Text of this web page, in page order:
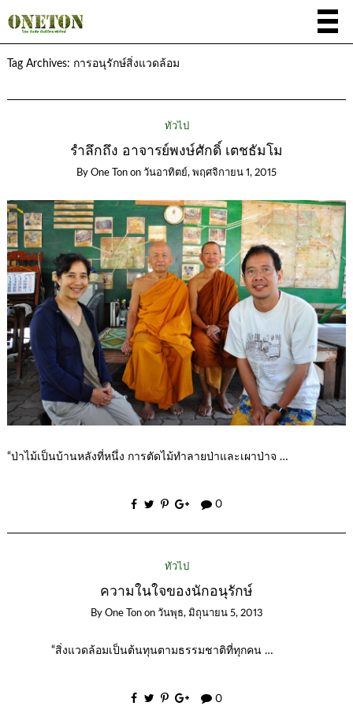
Tag Archives: การอนุรักษ์สิ่งแวดล้อม
ทั่วไป
รำลึกถึง อาจารย์พงษ์ศักดิ์ เตชธัมโม
By One Ton on วันอาทิตย์, พฤศจิกายน 1, 2015
“ป่าไม้เป็นบ้านหลังที่หนึ่ง การตัดไม้ทำลายป่าและเผาป่าจ …
0
ทั่วไป
ความในใจของนักอนุรักษ์
By One Ton on วันพุธ, มิถุนายน 5, 2013
“สิ่งแวดล้อมเป็นต้นทุนตามธรรมชาติที่ทุกคน …
0